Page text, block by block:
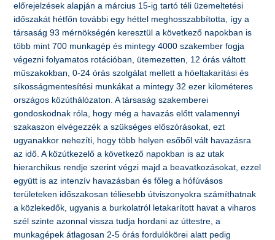
előrejelzések alapján a március 15-ig tartó téli üzemeltetési
időszakát hétfőn további egy héttel meghosszabbította, így a
társaság 93 mérnökségén keresztül a következő napokban is
több mint 700 munkagép és mintegy 4000 szakember fogja
végezni folyamatos rotációban, ütemezetten, 12 órás váltott
műszakokban, 0-24 órás szolgálat mellett a hóeltakarítási és
síkosságmentesítési munkákat a mintegy 32 ezer kilométeres
országos közúthálózaton. A társaság szakemberei
gondoskodnak róla, hogy még a havazás előtt valamennyi
szakaszon elvégezzék a szükséges előszórásokat, ezt
ugyanakkor nehezíti, hogy több helyen esőből vált havazásra
az idő. A közútkezelő a következő napokban is az utak
hierarchikus rendje szerint végzi majd a beavatkozásokat, ezzel
együtt is az intenzív havazásban és főleg a hófúvásos
területeken időszakosan téliesebb útviszonyokra számíthatnak
a közlekedők, ugyanis a burkolatról letakarított havat a viharos
szél szinte azonnal vissza tudja hordani az úttestre, a
munkagépek átlagosan 2-5 órás fordulókörei alatt pedig